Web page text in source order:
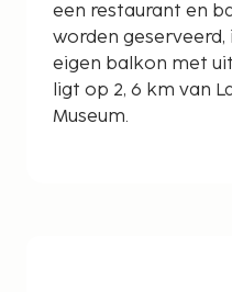
een restaurant en
worden
eigen balkon met
ligt op 2, 6 km van
Museum.